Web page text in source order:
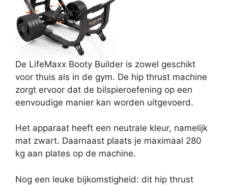
De LifeMaxx Booty Builder is zowel geschikt
voor thuis als in de gym. De hip thrust machine
zorgt ervoor dat de bilspieroefening op een
eenvoudige manier kan worden uitgevoerd.
Het apparaat heeft een neutrale kleur, namelijk
mat zwart. Daarnaast plaats je maximaal 280
kg aan plates op de machine.
Nog een leuke bijkomstigheid: dit hip thrust